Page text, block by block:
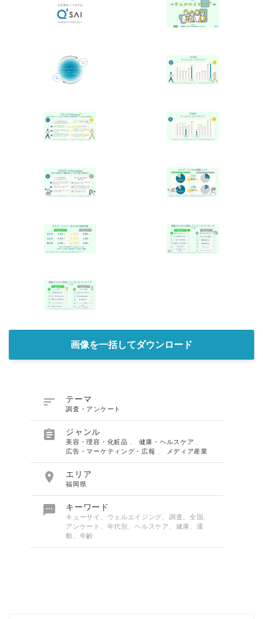
画像を一括してダウンロード
 テーマ
調査・アンケート
 ジャンル
美容・理容・化粧品 、 健康・ヘルスケア 、
広告・マーケティング・広報 、 メディア産業
 エリア
福岡県
 キーワード
キューサイ、ウェルエイジング、調査、全国、
アンケート、年代別、ヘルスケア、健康、運
動、年齢
English